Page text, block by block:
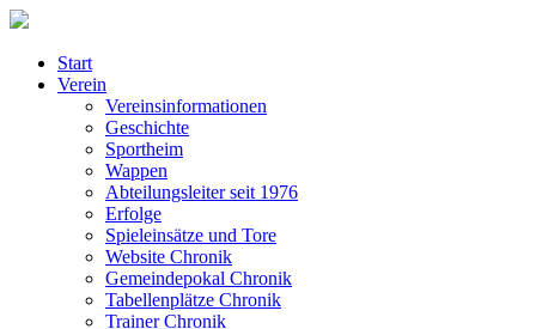
Start
Verein
Vereinsinformationen
Geschichte
Sportheim
Wappen
Abteilungsleiter seit 1976
Erfolge
Spieleinsätze und Tore
Website Chronik
Gemeindepokal Chronik
Tabellenplätze Chronik
Trainer Chronik